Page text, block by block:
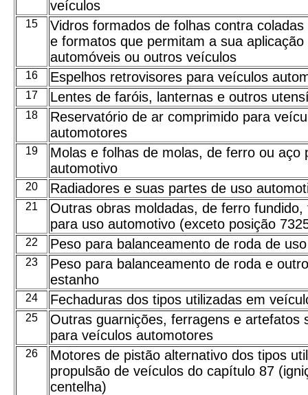
veículos
15
Vidros formados de folhas contra
e formatos que permitam a sua aplicação
automóveis ou outros veículos
16 Espelhos retrovisores para veículos
17 Lentes de faróis, lanternas e outros
18
Reservatório de ar comprimido para
automotores
19
Molas e folhas de molas, de ferro ou aço
automotivo
20 Radiadores e suas partes de uso
21
Outras obras moldadas, de ferro fundido,
para uso automotivo (exceto posição
22 Peso para balanceamento de roda de
23
Peso para balanceamento de roda e
estanho
24 Fechaduras dos tipos utilizadas em
25
Outras guarnições, ferragens e artefatos
para veículos automotores
26
Motores de pistão alternativo dos tipos
propulsão de veículos do capítulo 87
centelha)